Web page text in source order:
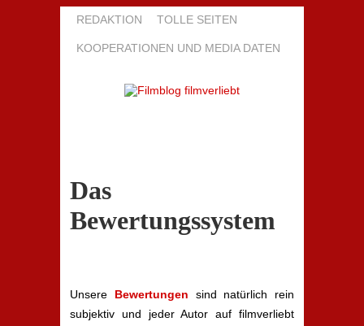
REDAKTION TOLLE SEITEN
KOOPERATIONEN UND MEDIA DATEN
Das
Bewertungssystem
Unsere Bewertungen sind natürlich rein
subjektiv und jeder Autor auf filmverliebt